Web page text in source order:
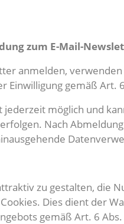
zum E-Mail-
anmelden,
gemäß Art. 6
möglich und
Nach
zu gestalten, die
Dies dient der
gemäß Art. 6